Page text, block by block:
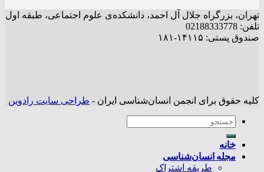
تهران، بزرگراه جلال آل احمد، دانشکده‌ی علوم اجتماعی، طبقه اول
تلفن: 02188333778
صندوق پستی: ۱۴۱۱۵-۱۸۱
کلیه حقوق برای انجمن انسان‌شناسی ایران - طراحی سایت رادوین
خانه
مجله انسان‌شناسی
طریقه اشتراک